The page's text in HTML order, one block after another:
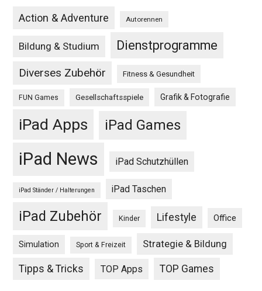
Action & Adventure Autorennen
Bildung & Studium Dienstprogramme
Diverses Zubehör Fitness & Gesundheit
FUN Games Gesellschaftsspiele Grafik & Fotografie
iPad Apps iPad Games
iPad News iPad Schutzhüllen
iPad Ständer / Halterungen iPad Taschen
iPad Zubehör Kinder Lifestyle Office
Simulation Sport & Freizeit Strategie & Bildung
Tipps & Tricks TOP Apps TOP Games